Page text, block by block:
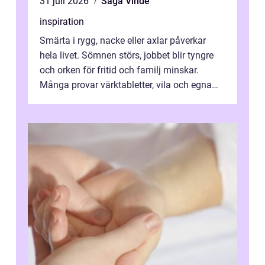
inspiration
Smärta i rygg, nacke eller axlar påverkar
hela livet. Sömnen störs, jobbet blir tyngre
och orken för fritid och familj minskar.
Många provar värktabletter, vila och egna